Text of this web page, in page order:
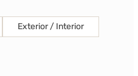
Exterior / Interior